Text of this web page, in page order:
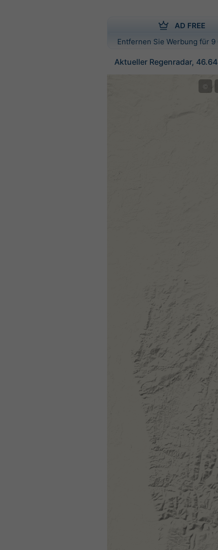
AD FREE
Entfernen Sie Werbung für
Aktueller Regenradar,
©